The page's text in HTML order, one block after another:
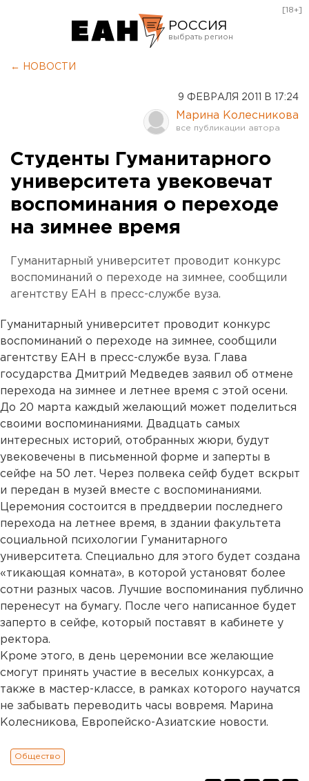
РОССИЯ
Оренбург
[18+]
← НОВОСТИ
9 ФЕВРАЛЯ 2011 В 17:24
Марина Колесникова
Студенты Гуманитарного
университета увековечат
воспоминания о переходе
на зимнее время
Гуманитарный университет проводит конкурс
воспоминаний о переходе на зимнее, сообщили
агентству ЕАН в пресс-службе вуза.
Гуманитарный университет проводит конкурс
воспоминаний о переходе на зимнее, сообщили
агентству ЕАН в пресс-службе вуза. Глава
государства Дмитрий Медведев заявил об отмене
перехода на зимнее и летнее время с этой осени.
До 20 марта каждый желающий может поделиться
своими воспоминаниями. Двадцать самых
интересных историй, отобранных жюри, будут
увековечены в письменной форме и заперты в
сейфе на 50 лет. Через полвека сейф будет вскрыт
и передан в музей вместе с воспоминаниями.
Церемония состоится в преддверии последнего
перехода на летнее время, в здании факультета
социальной психологии Гуманитарного
университета. Специально для этого будет создана
«тикающая комната», в которой установят более
сотни разных часов. Лучшие воспоминания публично
перенесут на бумагу. После чего написанное будет
заперто в сейфе, который поставят в кабинете у
ректора.
Кроме этого, в день церемонии все желающие
смогут принять участие в веселых конкурсах, а
также в мастер-классе, в рамках которого научатся
не забывать переводить часы вовремя. Марина
Колесникова, Европейско-Азиатские новости.
Общество